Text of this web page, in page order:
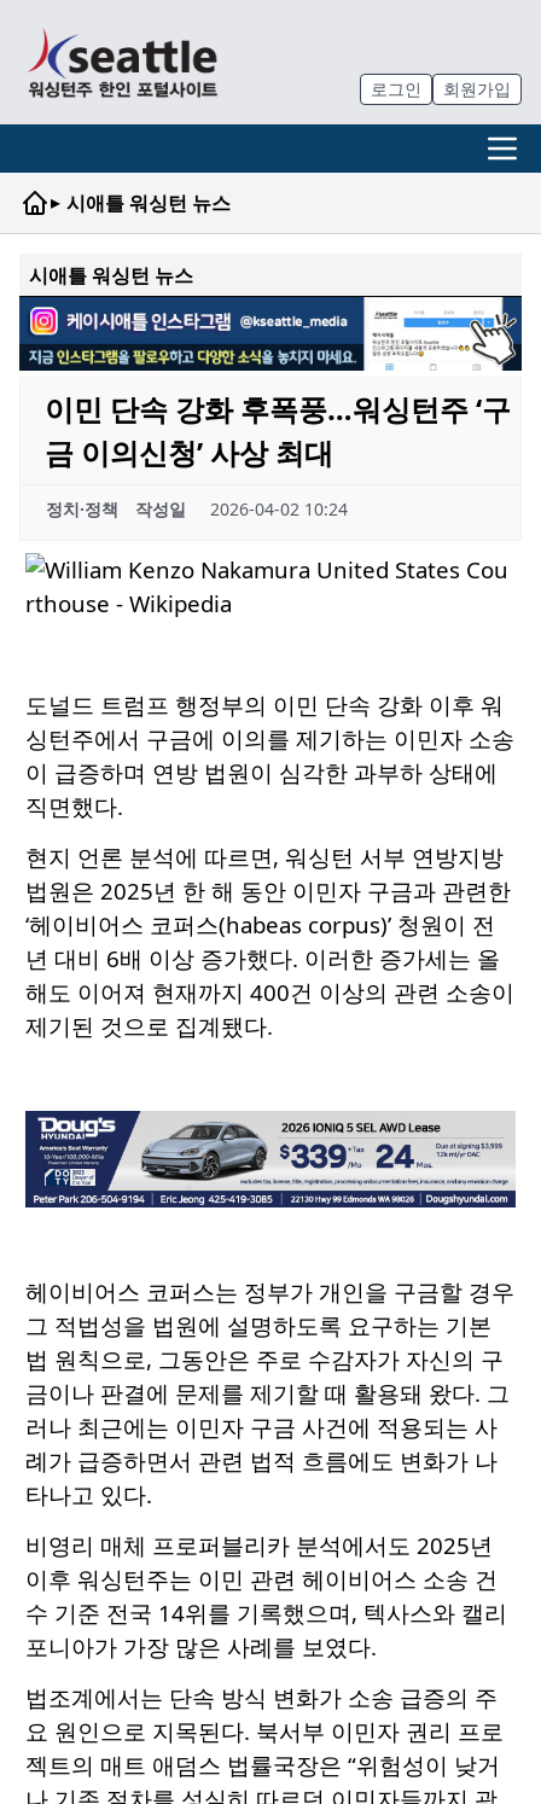
로그인 회원가입
▸ 시애틀 워싱턴 뉴스
시애틀 워싱턴 뉴스
이민 단속 강화 후폭풍…워싱턴주 ‘구
금 이의신청’ 사상 최대
정치·정책 작성일 2026-04-02 10:24
도널드 트럼프 행정부의 이민 단속 강화 이후 워
싱턴주에서 구금에 이의를 제기하는 이민자 소송
이 급증하며 연방 법원이 심각한 과부하 상태에
직면했다.
현지 언론 분석에 따르면, 워싱턴 서부 연방지방
법원은 2025년 한 해 동안 이민자 구금과 관련한
‘헤이비어스 코퍼스(habeas corpus)’ 청원이 전
년 대비 6배 이상 증가했다. 이러한 증가세는 올
해도 이어져 현재까지 400건 이상의 관련 소송이
제기된 것으로 집계됐다.
헤이비어스 코퍼스는 정부가 개인을 구금할 경우
그 적법성을 법원에 설명하도록 요구하는 기본
법 원칙으로, 그동안은 주로 수감자가 자신의 구
금이나 판결에 문제를 제기할 때 활용돼 왔다. 그
러나 최근에는 이민자 구금 사건에 적용되는 사
례가 급증하면서 관련 법적 흐름에도 변화가 나
타나고 있다.
비영리 매체 프로퍼블리카 분석에서도 2025년
이후 워싱턴주는 이민 관련 헤이비어스 소송 건
수 기준 전국 14위를 기록했으며, 텍사스와 캘리
포니아가 가장 많은 사례를 보였다.
법조계에서는 단속 방식 변화가 소송 급증의 주
요 원인으로 지목된다. 북서부 이민자 권리 프로
젝트의 매트 애덤스 법률국장은 “위험성이 낮거